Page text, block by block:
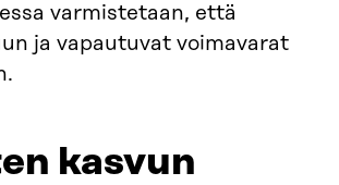
varmistetaan, että
ja vapautuvat voimavarat
kasvun